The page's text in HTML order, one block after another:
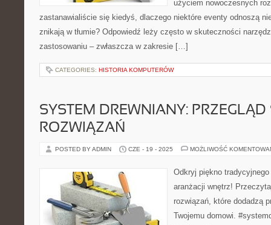
użyciem nowoczesnych
zastanawialiście się kiedyś, dlaczego niektóre eventy odnoszą
znikają w tłumie? Odpowiedź leży często w skuteczności
zastosowaniu – zwłaszcza w zakresie […]
CATEGORIES: HISTORIA KOMPUTERÓW
SYSTEM DREWNIANY:
ROZWIĄZAŃ
POSTED BY ADMIN CZE - 19 - 2025 MOŻLIWOŚĆ
Odkryj piękno
aranżacji wnętrz!
rozwiązań, które dodadzą
Twojemu domowi.